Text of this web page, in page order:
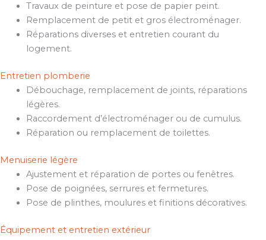
Travaux de peinture et pose de papier peint.
Remplacement de petit et gros électroménager.
Réparations diverses et entretien courant du
logement.
Entretien plomberie
Débouchage, remplacement de joints, réparations
légères.
Raccordement d’électroménager ou de cumulus.
Réparation ou remplacement de toilettes.
Menuiserie légère
Ajustement et réparation de portes ou fenêtres.
Pose de poignées, serrures et fermetures.
Pose de plinthes, moulures et finitions décoratives.
Équipement et entretien extérieur